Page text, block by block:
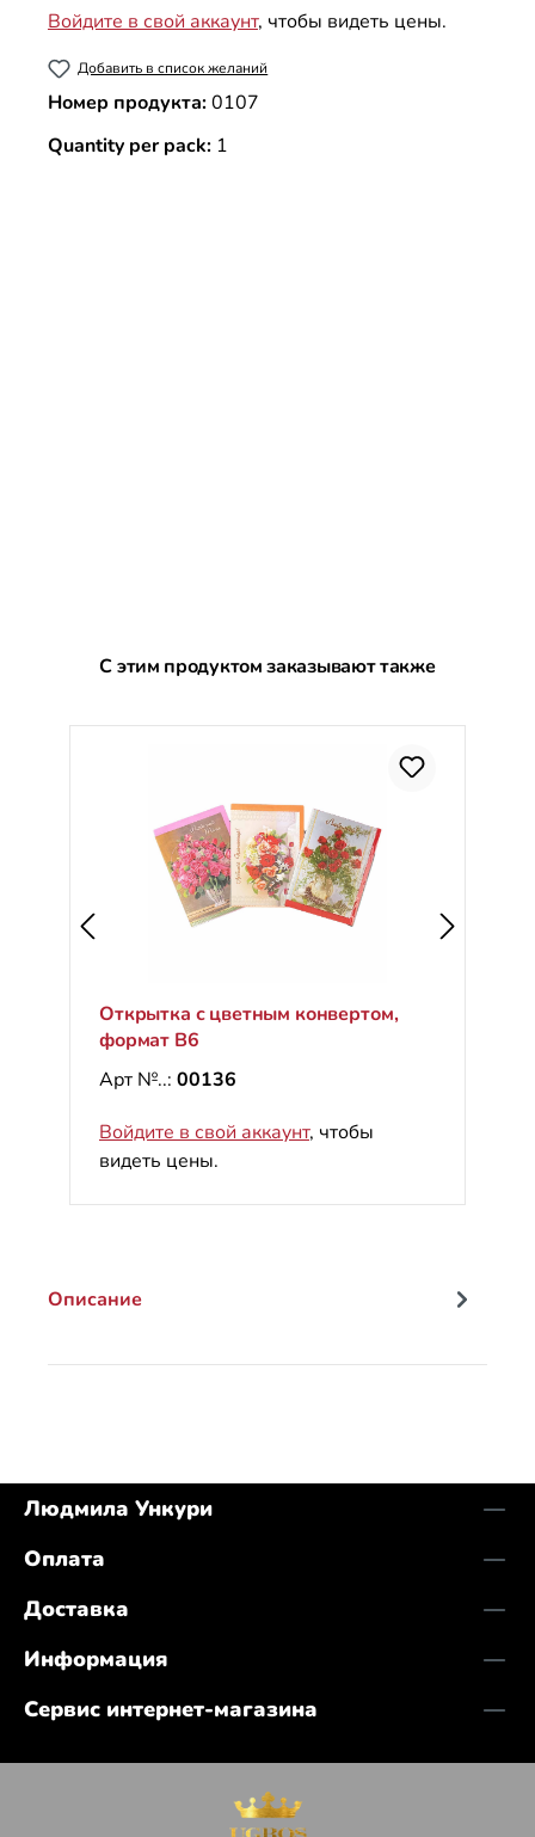
Войдите в свой аккаунт, чтобы видеть цены.
Добавить в список желаний
Номер продукта:0107
Quantity per pack: 1
Пропустить галерею продуктов
С этим продуктом заказывают также
Открытка с цветным конвертом,
формат B6
Арт №..: 00136
Войдите в свой аккаунт, чтобы
видеть цены.
Описание
Людмила Ункури
Оплата
Доставка
Информация
Сервис интернет-магазина